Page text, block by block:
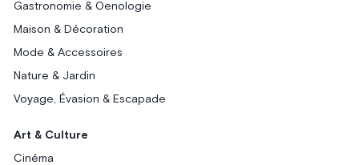
Gastronomie & Oenologie
Maison & Décoration
Mode & Accessoires
Nature & Jardin
Voyage, Évasion & Escapade
Art & Culture
Cinéma